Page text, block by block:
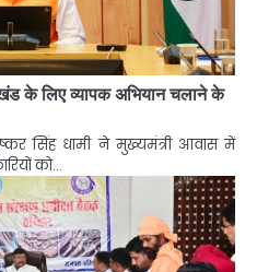
के लिए व्यापक अभियान चलाने के
सिंह धामी ने मुख्यमंत्री आवास में
को…